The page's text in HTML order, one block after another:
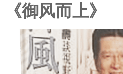
《御风